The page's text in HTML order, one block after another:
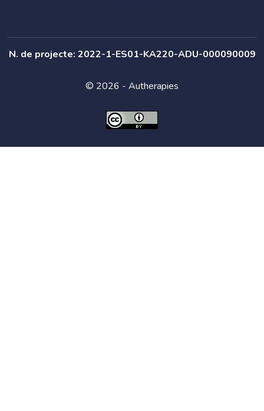
N. de projecte: 2022-1-ES01-KA220-ADU-000090009
© 2026 - Autherapies